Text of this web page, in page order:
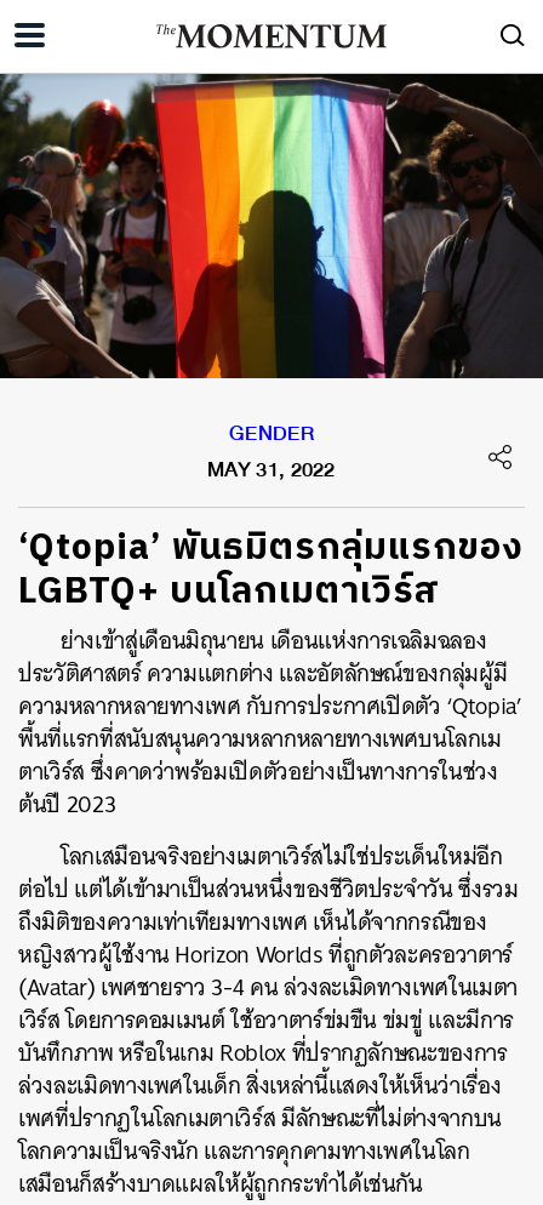
GENDER
MAY 31, 2022
‘Qtopia’ พันธมิตรกลุ่มแรกของ
LGBTQ+ บนโลกเมตาเวิร์ส
ย่างเข้าสู่เดือนมิถุนายน เดือนแห่งการเฉลิมฉลอง
ประวัติศาสตร์ ความแตกต่าง และอัตลักษณ์ของกลุ่มผู้มี
ความหลากหลายทางเพศ กับการประกาศเปิดตัว ‘Qtopia’
พื้นที่แรกที่สนับสนุนความหลากหลายทางเพศบนโลกเม
ตาเวิร์ส ซึ่งคาดว่าพร้อมเปิดตัวอย่างเป็นทางการในช่วง
ต้นปี 2023
โลกเสมือนจริงอย่างเมตาเวิร์สไม่ใช่ประเด็นใหม่อีก
ต่อไป แต่ได้เข้ามาเป็นส่วนหนึ่งของชีวิตประจำวัน ซึ่งรวม
ถึงมิติของความเท่าเทียมทางเพศ เห็นได้จากกรณีของ
หญิงสาวผู้ใช้งาน Horizon Worlds ที่ถูกตัวละครอวาตาร์
(Avatar) เพศชายราว 3-4 คน ล่วงละเมิดทางเพศในเมตา
เวิร์ส โดยการคอมเมนต์ ใช้อวาตาร์ข่มขืน ข่มขู่ และมีการ
บันทึกภาพ หรือในเกม Roblox ที่ปรากฏลักษณะของการ
ล่วงละเมิดทางเพศในเด็ก สิ่งเหล่านี้แสดงให้เห็นว่าเรื่อง
เพศที่ปรากฏในโลกเมตาเวิร์ส มีลักษณะที่ไม่ต่างจากบน
โลกความเป็นจริงนัก และการคุกคามทางเพศในโลก
เสมือนก็สร้างบาดแผลให้ผู้ถูกกระทำได้เช่นกัน